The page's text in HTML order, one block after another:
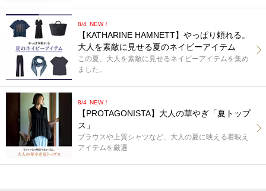
8/4 NEW！
【KATHARINE HAMNETT】やっぱり頼れる。
大人を素敵に見せる夏のネイビーアイテム
この夏、大人を素敵に見せるネイビーアイテムを集め
ました。
8/4 NEW！
【PROTAGONISTA】大人の華やぎ「夏トップ
ス」
ブラウスや上質シャツなど、大人の夏に映える着映え
アイテムを厳選